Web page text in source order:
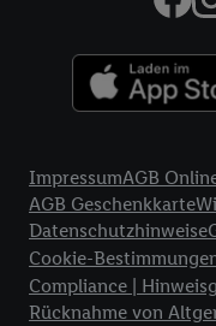
Mindestbestellwert auf
Mindestbestellwert
Mindestbestellwert 79
Mindestbestellwert
Rechnung zu stellen.
automatisch im
Onlineshop
Lidl Reisen, Lidl
Lieferzuschlag
ImpressumAGB
AGB Geschenkkarte
Datenschutzhinweise
Cookie-
Compliance |
Rücknahme von